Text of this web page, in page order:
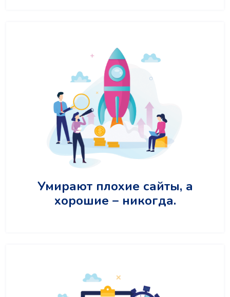
Умирают плохие сайты, а
хорошие – никогда.